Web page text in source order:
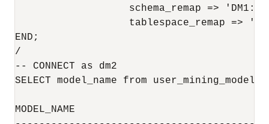
schema_remap =>
tablespace_remap =>
END;
/
-- CONNECT as dm2
SELECT model_name from user_mining_models;
MODEL_NAME